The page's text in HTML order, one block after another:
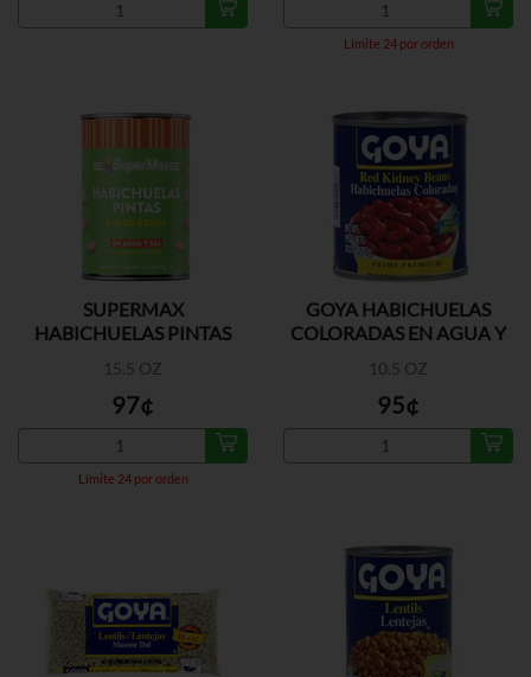
Límite 24 por orden
SUPERMAX
HABICHUELAS PINTAS
15.5 OZ
Límite 24 por orden
97¢
GOYA HABICHUELAS
COLORADAS EN AGUA Y
10.5 OZ
95¢